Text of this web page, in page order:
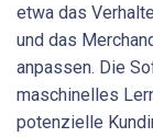
etwa das
und das
anpassen. Die
maschinelles
potenzielle